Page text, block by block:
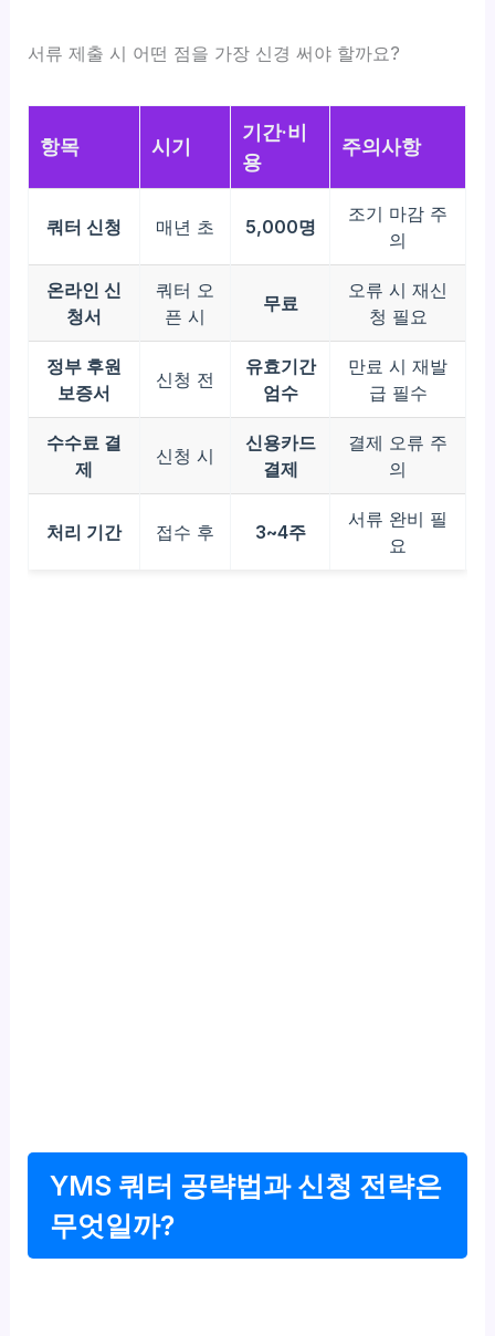
서류 제출 시 어떤 점을 가장 신경 써야 할까요?
항목 시기
기간·비
용
주의사항
쿼터 신청 매년 초 5,000명
조기 마감 주
의
온라인 신
청서
쿼터 오
픈 시
무료
오류 시 재신
청 필요
정부 후원
보증서
신청 전
유효기간
엄수
만료 시 재발
급 필수
수수료 결
제
신청 시
신용카드
결제
결제 오류 주
의
처리 기간 접수 후 3~4주
서류 완비 필
요
YMS 쿼터 공략법과 신청 전략은
무엇일까?